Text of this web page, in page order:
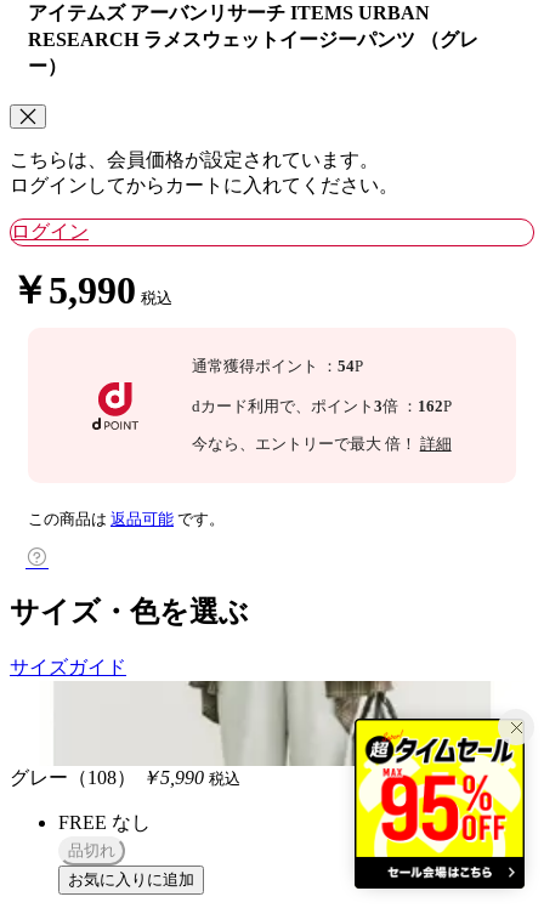
アイテムズ アーバンリサーチ ITEMS URBAN
RESEARCH ラメスウェットイージーパンツ （グレ
ー）
こちらは、会員価格が設定されています。
ログインしてからカートに入れてください。
ログイン
￥5,990 税込
通常獲得ポイント ： 54P
dカード利用で、 ポイント 3倍 ： 162P
今なら 、エントリーで最大 倍！ 詳細
この商品は 返品可能 です。
サイズ・色を選ぶ
サイズガイド
グレー（108） ￥5,990 税込
FREE なし
品切れ
お気に入りに追加